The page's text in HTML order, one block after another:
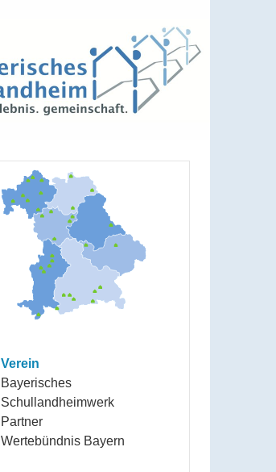
Verein
Bayerisches
Schullandheimwerk
Partner
Wertebündnis Bayern